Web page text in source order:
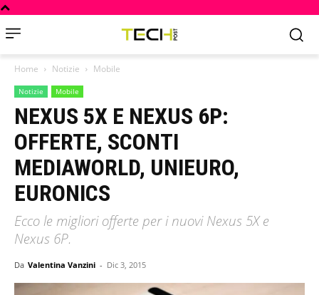
Home Notizie Mobile
Notizie Mobile
NEXUS 5X E NEXUS 6P:
OFFERTE, SCONTI
MEDIAWORLD, UNIEURO,
EURONICS
Ecco le migliori offerte per i nuovi Nexus 5X e
Nexus 6P.
Da Valentina Vanzini - Dic 3, 2015